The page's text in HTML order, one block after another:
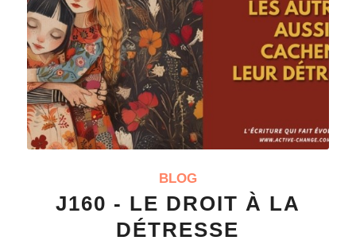
BLOG
J160 - LE DROIT À LA
DÉTRESSE